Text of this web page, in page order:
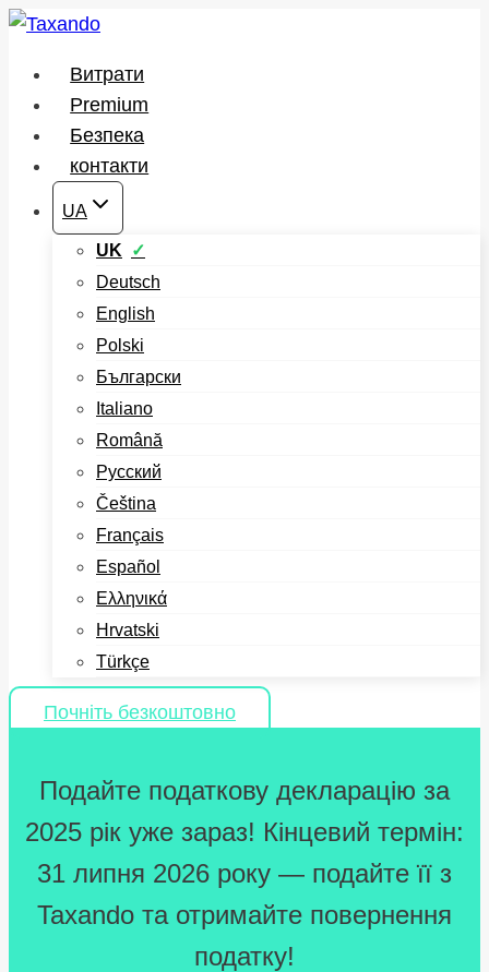
Перейти
вмісту
Витрати
Premium
Безпека
контакти
UA
UK
Deutsch
English
Polski
Български
Italiano
Română
Русский
Čeština
Français
Español
Ελληνικά
Hrvatski
Türkçe
Почніть безкоштовно
Подайте податкову декларацію за
2025 рік уже зараз! Кінцевий термін:
31 липня 2026 року — подайте її з
Taxando та отримайте повернення
податку!